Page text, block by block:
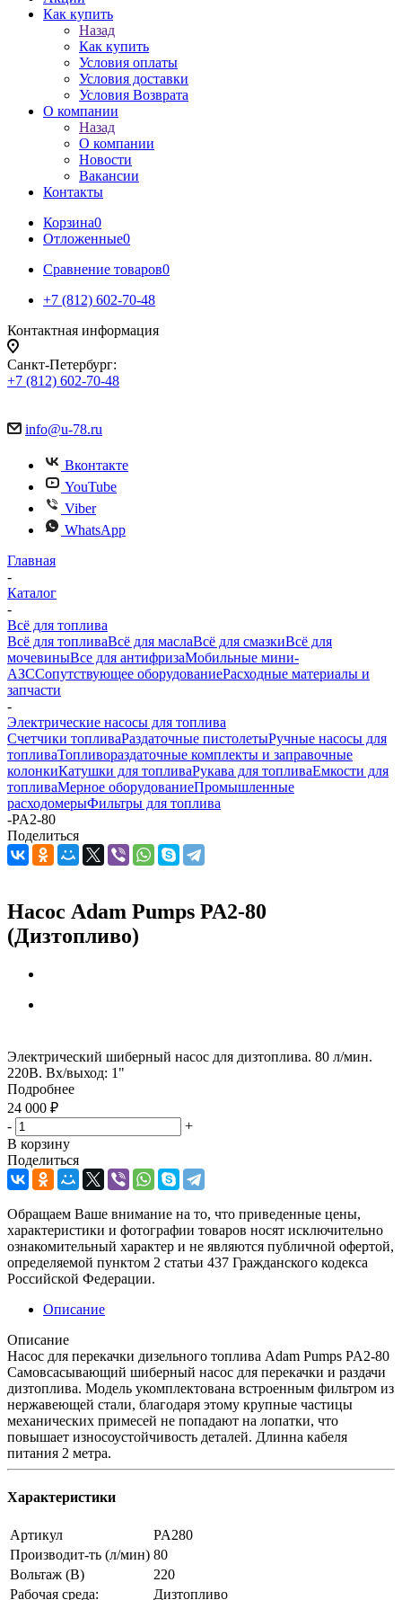
Как купить
Назад
Как купить
Условия оплаты
Условия доставки
Условия Возврата
О компании
Назад
О компании
Новости
Вакансии
Контакты
Корзина0
Отложенные0
Сравнение товаров0
+7 (812) 602-70-48
Контактная информация
Санкт-Петербург:
+7 (812) 602-70-48
info@u-78.ru
Вконтакте
YouTube
Viber
WhatsApp
Главная
-
Каталог
-
Всё для топлива
Всё для топливаВсё для маслаВсё для смазкиВсё для
мочевиныВсе для антифризаМобильные мини-
АЗССопутствующее оборудованиеРасходные материалы и
запчасти
-
Электрические насосы для топлива
Счетчики топливаРаздаточные пистолетыРучные насосы для
топливаТопливораздаточные комплекты и заправочные
колонкиКатушки для топливаРукава для топливаЕмкости для
топливаМерное оборудованиеПромышленные
расходомерыФильтры для топлива
-PA2-80
Поделиться
Насос Adam Pumps PA2-80
(Дизтопливо)
Электрический шиберный насос для дизтоплива. 80 л/мин.
220В. Вх/выход: 1"
Подробнее
24 000 ₽
-
+
В корзину
Поделиться
Обращаем Ваше внимание на то, что приведенные цены,
характеристики и фотографии товаров носят исключительно
ознакомительный характер и не являются публичной офертой,
определяемой пунктом 2 статьи 437 Гражданского кодекса
Российской Федерации.
Описание
Описание
Насос для перекачки дизельного топлива Adam Pumps PA2-80
Самовсасывающий шиберный насос для перекачки и раздачи
дизтоплива. Модель укомплектована встроенным фильтром из
нержавеющей стали, благодаря этому крупные частицы
механических примесей не попадают на лопатки, что
повышает износоустойчивость деталей. Длинна кабеля
питания 2 метра.
Характеристики
Артикул
PA280
Производит-ть (л/мин) 80
Вольтаж (В)
220
Рабочая среда:
Дизтопливо